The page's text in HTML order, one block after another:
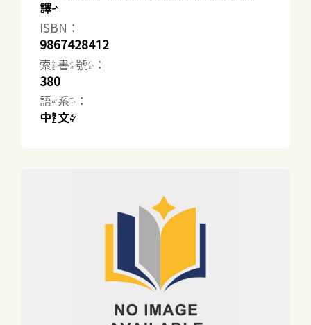
譯
ISBN：
9867428412
索書號：
380
語系：
中文